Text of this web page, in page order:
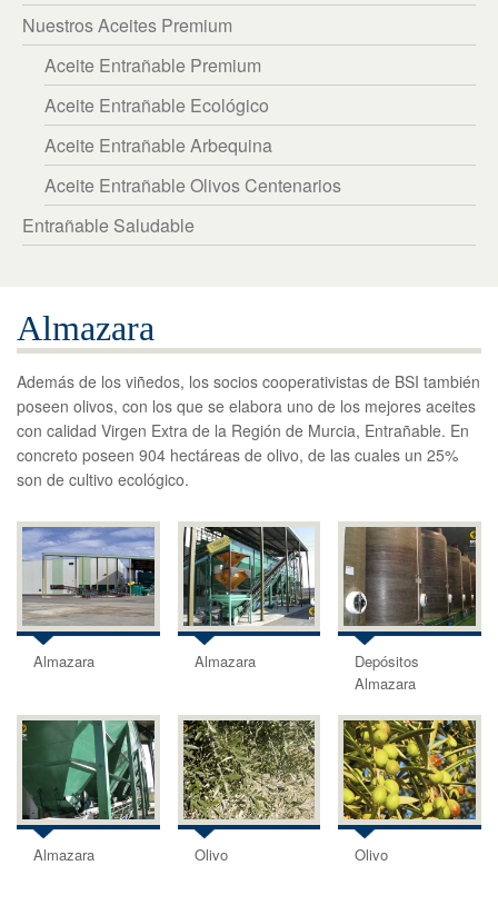
English
Nuestros Aceites Premium
Aceite Entrañable Premium
Aceite Entrañable Ecológico
Aceite Entrañable Arbequina
Aceite Entrañable Olivos Centenarios
Entrañable Saludable
Almazara
Además de los viñedos, los socios cooperativistas de BSI también
poseen olivos, con los que se elabora uno de los mejores aceites
con calidad Virgen Extra de la Región de Murcia, Entrañable. En
concreto poseen 904 hectáreas de olivo, de las cuales un 25%
son de cultivo ecológico.
Almazara Almazara
Depósitos
Almazara
Almazara Olivo Olivo